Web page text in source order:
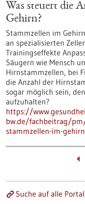
Was steuert die
Gehirn?
Stammzellen im
an spezialisierten
Trainingseffekte
Säugern wie Mensch
Hirnstammzellen, bei
die Anzahl der
sogar möglich sein,
aufzuhalten?
https://
bw.de/fachbeitrag/
stammzellen-im-gehirn
Suche auf alle